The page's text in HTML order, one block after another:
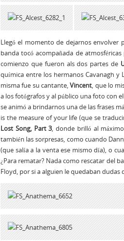
Llegó el momento de dejarnos envolver
banda tocó acompañada de
comienzo que fueron als dos partes de
química entre los hermanos Cavanagh
misma fue su cantante,Vincent, que lo
a los fotógrafos y al público una foto con
se animó a brindarnos una de las frases
is the measure of your life (que se
Lost Song, Part 3, donde brilló al
también las sorpresas, como cuando
(que salía a la venta ese mismo día), o
¿Para rematar? Nada como rescatar del
Floyd, por si a alguien le quedaban dudas